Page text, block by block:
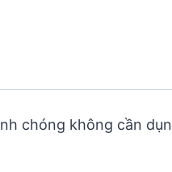
chóng không cần